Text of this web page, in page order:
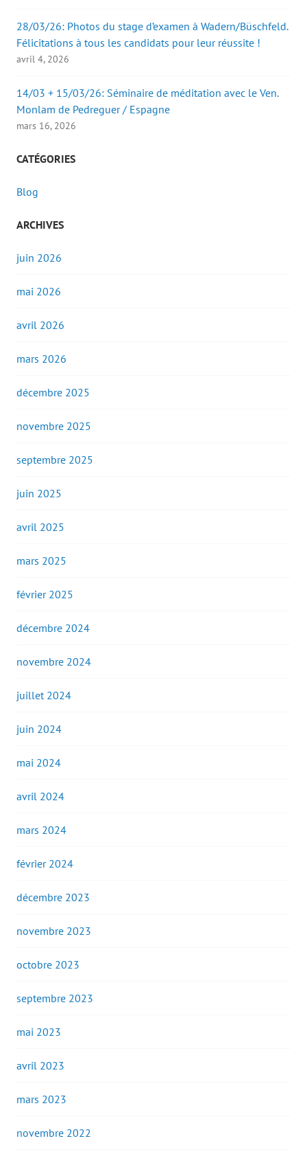
28/03/26: Photos du stage d’examen à Wadern/Büschfeld.
Félicitations à tous les candidats pour leur réussite !
avril 4, 2026
14/03 + 15/03/26: Séminaire de méditation avec le Ven.
Monlam de Pedreguer / Espagne
mars 16, 2026
CATÉGORIES
Blog
ARCHIVES
juin 2026
mai 2026
avril 2026
mars 2026
décembre 2025
novembre 2025
septembre 2025
juin 2025
avril 2025
mars 2025
février 2025
décembre 2024
novembre 2024
juillet 2024
juin 2024
mai 2024
avril 2024
mars 2024
février 2024
décembre 2023
novembre 2023
octobre 2023
septembre 2023
mai 2023
avril 2023
mars 2023
novembre 2022